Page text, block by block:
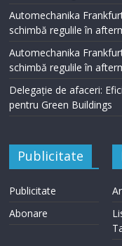
Automechanika
schimbă regulile în
Automechanika
schimbă regulile în
Delegație de afaceri:
pentru Green Buildings
Publicitate
Publicitate
Abonare